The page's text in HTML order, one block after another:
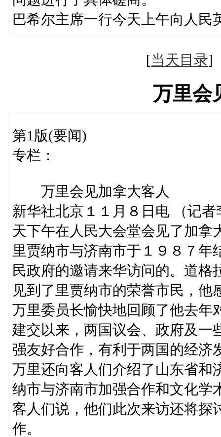
巴希尔主席一行今天上午向人民
[当天目录
万里会
第1版(要闻)
专栏：
万里会见加拿大客人
新华社北京１１月８日电 （记
天下午在人民大会堂会见了加拿
里贾纳市与济南市于１９８７年
民政府的邀请来华访问的。道格
见到了里贾纳市的荣誉市民，他
万里委员长愉快地回顾了他去年
建交以来，两国议会、政府及一
强友好合作，有利于两国的经济
万里还向客人们介绍了山东省和
纳市与济南市加强合作和文化学
客人们说，他们此次来访还将探
作。